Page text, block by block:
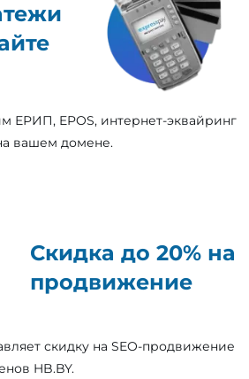
ЕРИП, EPOS, интернет-эквайринг
вашем домене.
Скидка до 20% на
продвижение
скидку на SEO-продвижение
HB.BY.